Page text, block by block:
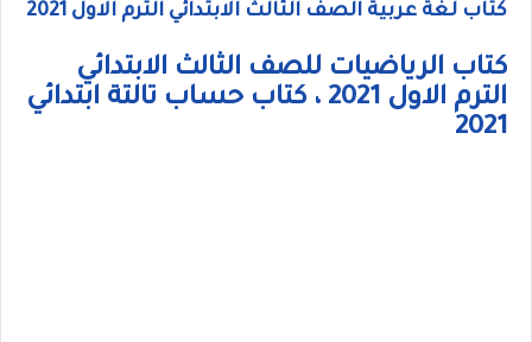
كتاب لغة عربية الصف الثالث الابتدائي الترم الاول 2021
كتاب الرياضيات للصف الثالث الابتدائي
الترم الاول 2021 ، كتاب حساب تالتة ابتدائي
2021